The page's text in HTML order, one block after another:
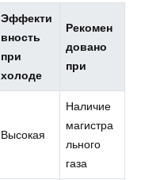
Эффекти
вность
при
холоде
Рекомен
довано
при
Высокая
Наличие
магистра
льного
газа